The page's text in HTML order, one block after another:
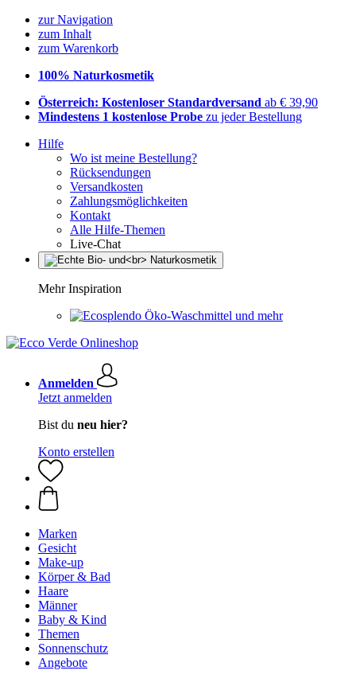
zur Navigation
zum Inhalt
zum Warenkorb
100% Naturkosmetik
Österreich: Kostenloser Standardversand ab € 39,90
Mindestens 1 kostenlose Probe zu jeder Bestellung
Hilfe
Wo ist meine Bestellung?
Rücksendungen
Versandkosten
Zahlungsmöglichkeiten
Kontakt
Alle Hilfe-Themen
Live-Chat
Mehr Inspiration
Öko-Waschmittel und mehr
Anmelden
Jetzt anmelden
Bist du neu hier?
Konto erstellen
Marken
Gesicht
Make-up
Körper & Bad
Haare
Männer
Baby & Kind
Themen
Sonnenschutz
Angebote